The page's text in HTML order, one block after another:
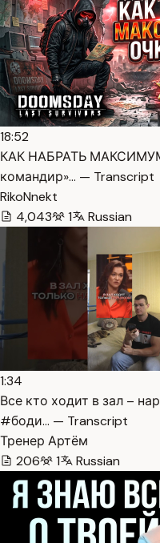
18:52
КАК НАБРАТЬ
командир»… — Transcript
RikoNnekt
4,043
1 Russian
1:34
Все кто ходит в зал –
#боди… — Transcript
Тренер Артём
206
1 Russian